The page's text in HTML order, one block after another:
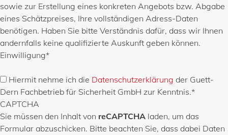
sowie zur Erstellung eines konkreten Angebots bzw. Abgabe
eines Schätzpreises, Ihre vollständigen Adress-Daten
benötigen. Haben Sie bitte Verständnis dafür, dass wir Ihnen
andernfalls keine qualifizierte Auskunft geben können.
Einwilligung*
Hiermit nehme ich die Datenschutzerklärung der Guett-
Dern Fachbetrieb für Sicherheit GmbH zur Kenntnis.*
CAPTCHA
Sie müssen den Inhalt von reCAPTCHA laden, um das
Formular abzuschicken. Bitte beachten Sie, dass dabei Daten